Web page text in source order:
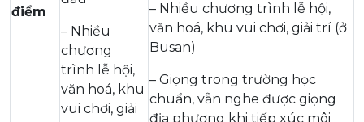
điểm
– Nhiều
chương
trình lễ hội,
văn hoá, khu
vui chơi, giải
– Nhiều chương trình lễ hội,
văn hoá, khu vui chơi, giải trí (ở
Busan)
– Giọng trong trường học
chuẩn, vẫn nghe được giọng
địa phương khi tiếp xúc môi